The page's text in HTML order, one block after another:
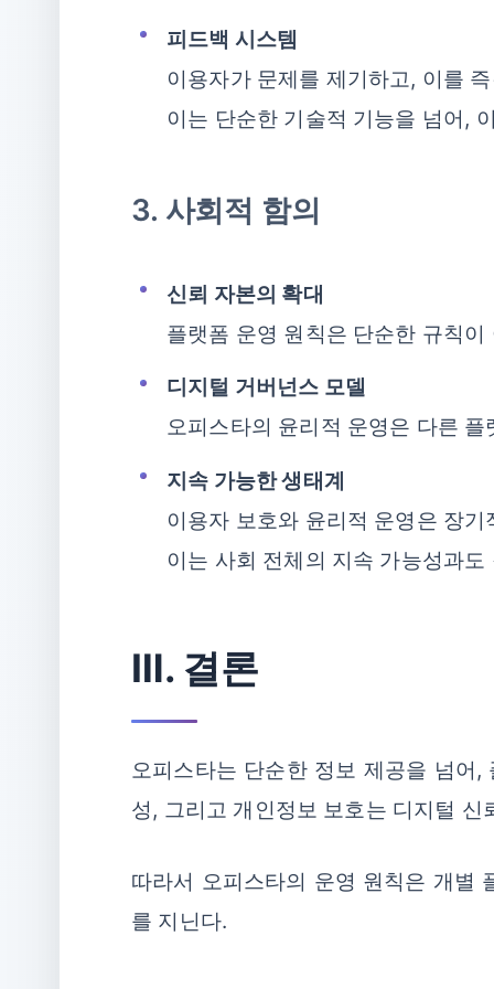
피드백 시스템
이용자가 문제를 제기하고, 이를
이는 단순한 기술적 기능을 넘어,
3. 사회적 함의
신뢰 자본의 확대
플랫폼 운영 원칙은 단순한 규칙
디지털 거버넌스 모델
오피스타의 윤리적 운영은 다른
지속 가능한 생태계
이용자 보호와 윤리적 운영은 장
이는 사회 전체의 지속 가능성과도
Ⅲ. 결론
오피스타는 단순한 정보 제공을 넘어
성, 그리고 개인정보 보호는 디지털
따라서 오피스타의 운영 원칙은 개별
를 지닌다.